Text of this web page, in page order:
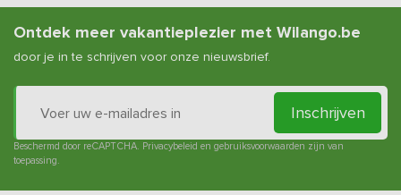
Ontdek meer vakantieplezier met Wilango.be
door je in te schrijven voor onze nieuwsbrief.
Inschrijven
Beschermd door reCAPTCHA. Privacybeleid en gebruiksvoorwaarden zijn van
toepassing.